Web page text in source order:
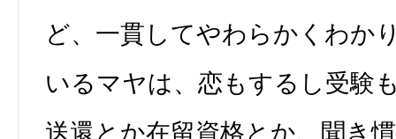
ど、一貫してやわらかくわか
いるマヤは、恋もするし受験
送還とか在留資格とか、聞き